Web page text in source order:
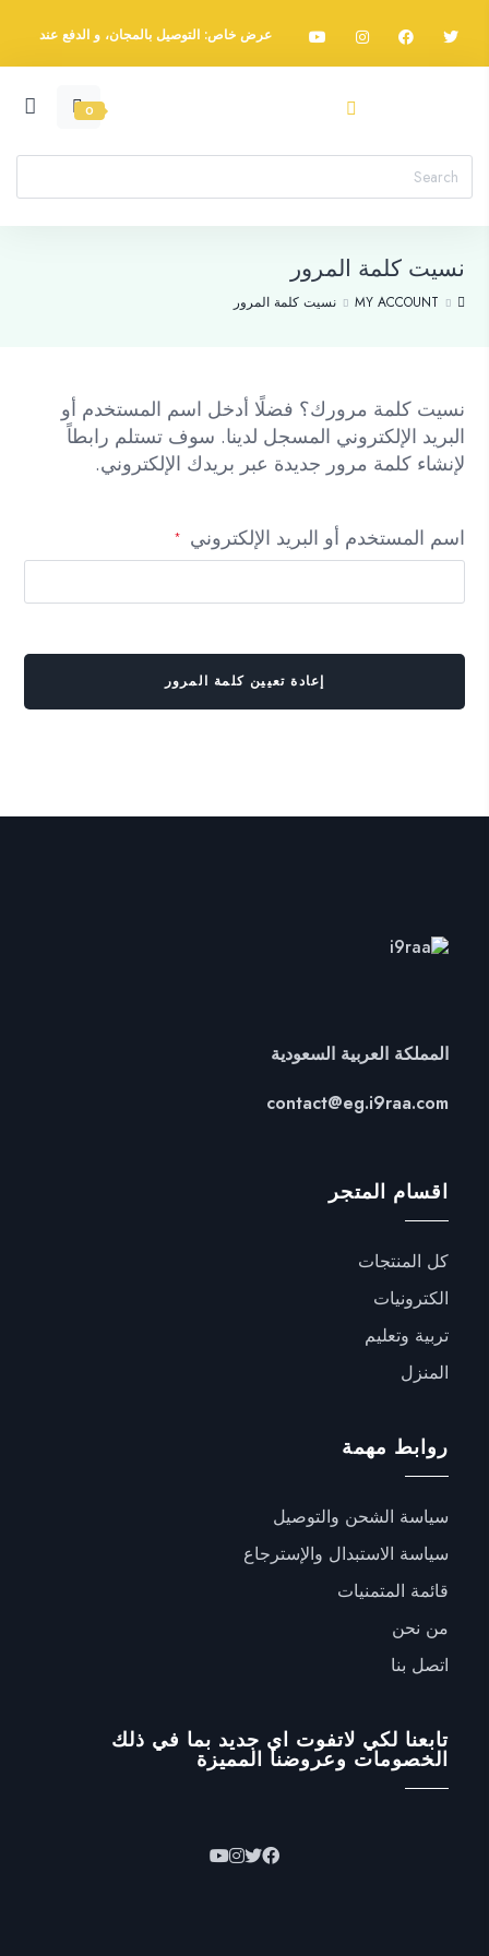
عرض خاص: التوصيل بالمجان، و الدفع عند
الاستلام، اسرع واطلب الآن
0
نسيت كلمة المرور
MY ACCOUNT نسيت كلمة المرور
نسيت كلمة مرورك؟ فضلًا أدخل اسم المستخدم أو
البريد الإلكتروني المسجل لدينا. سوف تستلم رابطاً
لإنشاء كلمة مرور جديدة عبر بريدك الإلكتروني.
اسم المستخدم أو البريد الإلكتروني *
إعادة تعيين كلمة المرور
المملكة العربية السعودية
contact@eg.i9raa.com
اقسام المتجر
كل المنتجات
الكترونيات
تربية وتعليم
المنزل
روابط مهمة
سياسة الشحن والتوصيل
سياسة الاستبدال والإسترجاع
قائمة المتمنيات
من نحن
اتصل بنا
تابعنا لكي لاتفوت اي جديد بما في ذلك
الخصومات وعروضنا المميزة